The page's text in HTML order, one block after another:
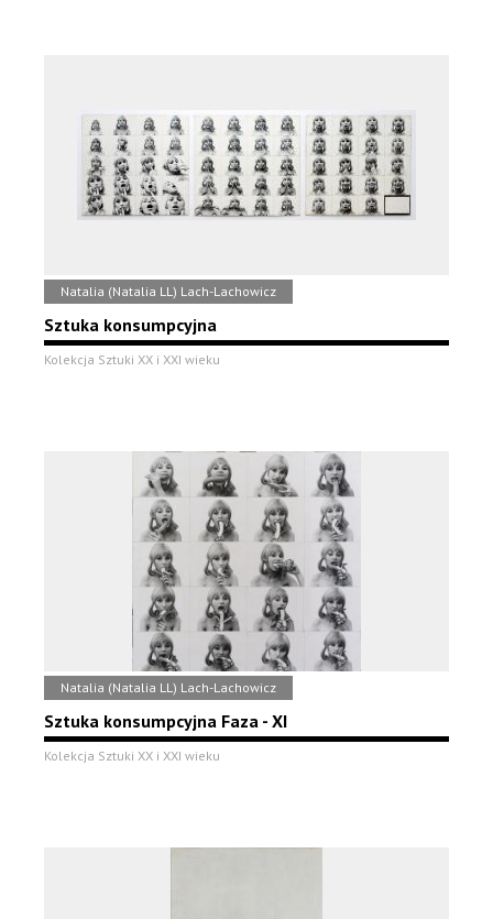
Natalia (Natalia LL) Lach-Lachowicz
Sztuka konsumpcyjna
Kolekcja Sztuki XX i XXI wieku
Natalia (Natalia LL) Lach-Lachowicz
Sztuka konsumpcyjna Faza - XI
Kolekcja Sztuki XX i XXI wieku